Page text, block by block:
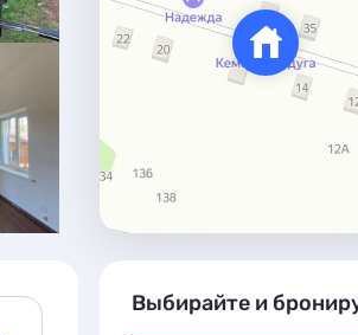
Выбирайте и